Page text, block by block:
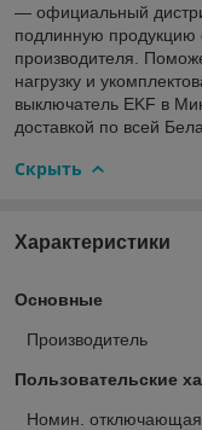
— официальный
подлинную продукцию
производителя.
нагрузку и
выключатель EKF в
доставкой по всей
Скрыть
Характеристики
Основные
Производитель
Пользовательские
Номин. отключающая